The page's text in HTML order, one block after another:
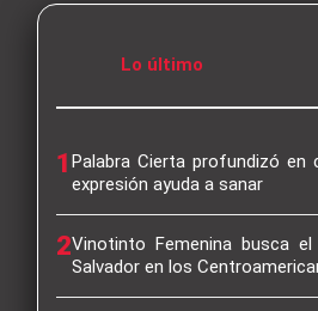
Lo último
1Palabra Cierta profundizó en
expresión ayuda a sanar
2Vinotinto Femenina busca
Salvador en los